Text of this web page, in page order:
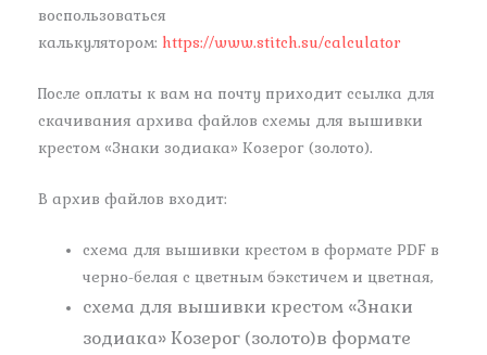
воспользоваться
калькулятором: https://www.stitch.su/calculator
После оплаты к вам на почту приходит ссылка для
скачивания архива файлов схемы для вышивки
крестом «Знаки зодиака» Козерог (золото).
В архив файлов входит:
схема для вышивки крестом в формате PDF в
черно-белая с цветным бэкстичем и цветная,
схема для вышивки крестом «Знаки
зодиака» Козерог (золото)в формате